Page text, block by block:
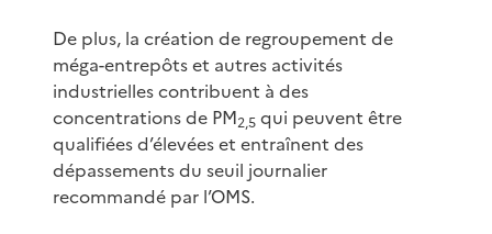
De plus, la création de regroupement de
méga-entrepôts et autres activités
industrielles contribuent à des
concentrations de PM2,5 qui peuvent être
qualifiées d’élevées et entraînent des
dépassements du seuil journalier
recommandé par l’OMS.